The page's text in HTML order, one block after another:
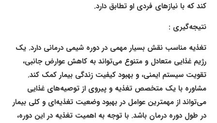
کند که با نیازهای فردی او تطابق دارد.
نتیجه‌گیری :
تغذیه مناسب نقش بسیار مهمی در دوره شیمی درمانی دارد. یک
رژیم غذایی متعادل و متنوع می‌تواند به کاهش عوارض جانبی،
تقویت سیستم ایمنی، و بهبود کیفیت زندگی بیمار کمک کند.
مشاوره با یک متخصص تغذیه و پیروی از توصیه‌های غذایی
می‌تواند از مهمترین عوامل در بهبود وضعیت تغذیه‌ای و کلی بیمار
در طول دوره درمان باشد. با توجه به اهمیت تغذیه در این دوره،